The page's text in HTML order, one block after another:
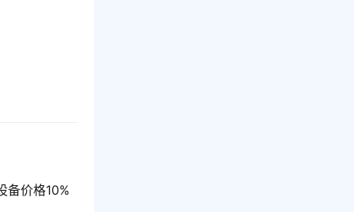
备价格10%